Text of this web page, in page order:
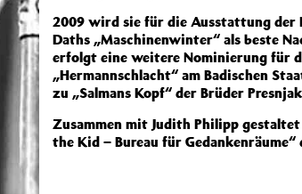
2009 wird sie für die Ausstattung
Daths „Maschinenwinter“ als beste
erfolgt eine weitere Nominierung für
„Hermannschlacht“ am Badischen
zu „Salmans Kopf“ der Brüder
Zusammen mit Judith Philipp
the Kid – Bureau für